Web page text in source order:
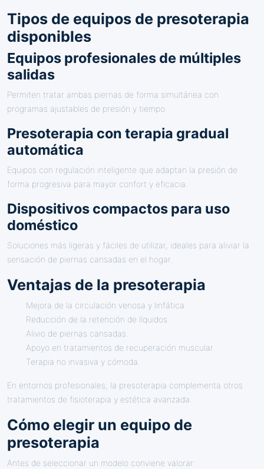
Tipos de equipos de presoterapia
disponibles
Equipos profesionales de múltiples
salidas
Permiten tratar ambas piernas de forma simultánea con
programas ajustables de presión y tiempo.
Presoterapia con terapia gradual
automática
Equipos con regulación inteligente que adaptan la presión de
forma progresiva para mayor confort y eficacia.
Dispositivos compactos para uso
doméstico
Soluciones más ligeras y fáciles de utilizar, ideales para aliviar la
sensación de piernas cansadas en el hogar.
Ventajas de la presoterapia
Mejora de la circulación venosa y linfática.
Reducción de la retención de líquidos.
Alivio de piernas cansadas.
Apoyo en tratamientos de recuperación muscular.
Terapia no invasiva y cómoda.
En entornos profesionales, la presoterapia complementa otros
tratamientos de fisioterapia y estética avanzada.
Cómo elegir un equipo de
presoterapia
Antes de seleccionar un modelo conviene valorar: